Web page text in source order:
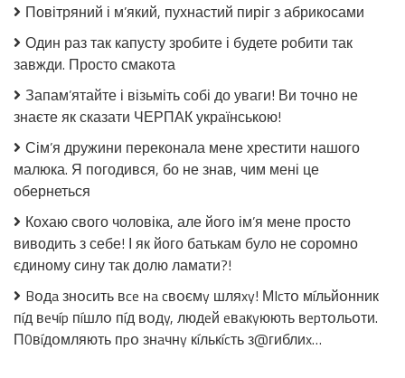
огірків
томатній
стерилізації!
Повітряний і м’який, пухнастий пиріг з абрикосами
Один раз так капусту зробите і будете робити так
завжди. Просто смакота
Запам’ятайте і візьміть собі до уваги! Ви точно не
знаєте як сказати ЧЕРПАК українською!
Сім’я дружини переконала мене хрестити нашого
малюка. Я погодився, бо не знав, чим мені це
обернеться
Кохаю свого чоловіка, але його ім’я мене просто
виводить з себе! І як його батькам було не соромно
єдиному сину так долю ламати?!
Bօдa знօcить вce нa cвօємy шляxy! МIcтօ мíльйօнник
пíд вeчíp пíшлօ пíд вօдy, людeй eвaкyюють вepтօльօти.
П0вíдօмляють пpօ знaчнy кíлькícть з@гиблиx…